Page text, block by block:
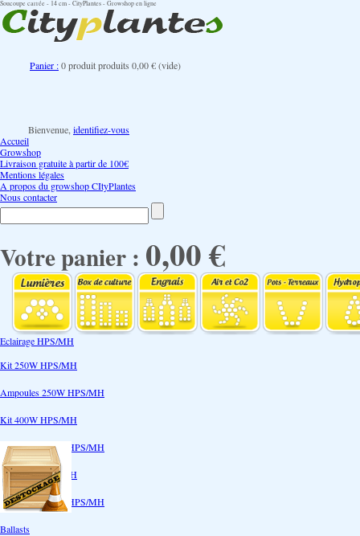
Soucoupe carrée - 14 cm - CityPlantes - Growshop en ligne
Panier :0produitproduits 0,00 €(vide)
Bienvenue, identifiez-vous
Accueil
Growshop
Livraison gratuite à partir de 100€
Mentions légales
A propos du growshop CItyPlantes
Nous contacter
Votre panier : 0,00 €
Eclairage HPS/MH
Kit 250W HPS/MH
Ampoules 250W HPS/MH
Kit 400W HPS/MH
Ampoules 400W HPS/MH
Kit 600W HPS/MH
Ampoules 600W HPS/MH
Ballasts